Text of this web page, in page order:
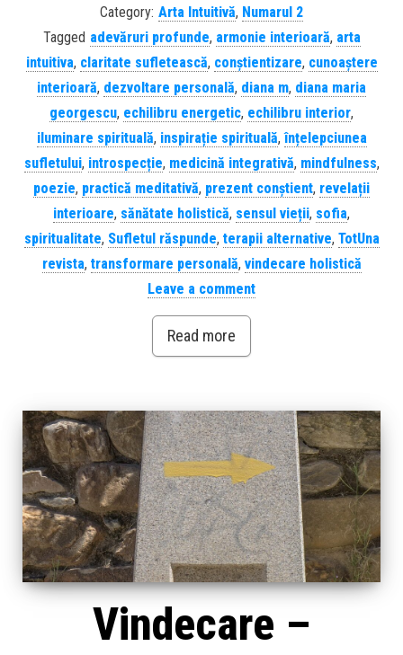
Category: Arta Intuitivă, Numarul 2
Tagged adevăruri profunde, armonie interioară, arta
intuitiva, claritate sufletească, conștientizare, cunoaștere
interioară, dezvoltare personală, diana m, diana maria
georgescu, echilibru energetic, echilibru interior,
iluminare spirituală, inspirație spirituală,înțelepciunea
sufletului, introspecție, medicină integrativă, mindfulness,
poezie, practică meditativă, prezent conștient, revelații
interioare, sănătate holistică, sensul vieții, sofia,
spiritualitate, Sufletul răspunde, terapii alternative, TotUna
revista, transformare personală, vindecare holistică
Leave a comment
Read more
Vindecare –